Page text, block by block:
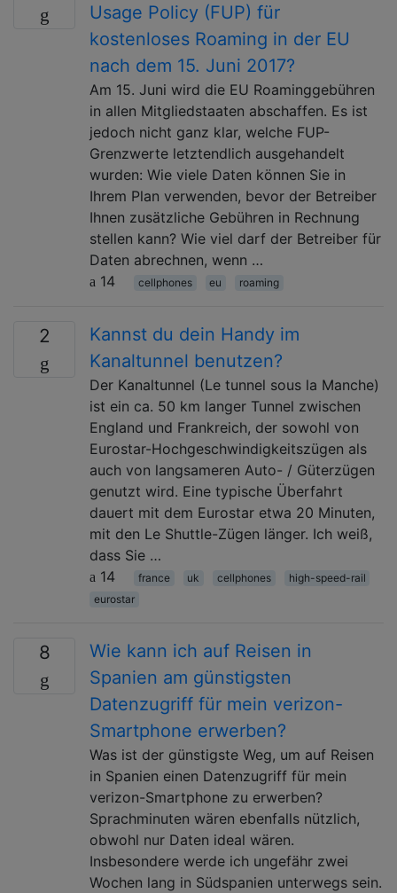
Usage Policy (FUP) für
kostenloses Roaming in der EU
nach dem 15. Juni 2017?
Am 15. Juni wird die EU Roaminggebühren
in allen Mitgliedstaaten abschaffen. Es ist
jedoch nicht ganz klar, welche FUP-
Grenzwerte letztendlich ausgehandelt
wurden: Wie viele Daten können Sie in
Ihrem Plan verwenden, bevor der Betreiber
Ihnen zusätzliche Gebühren in Rechnung
stellen kann? Wie viel darf der Betreiber für
Daten abrechnen, wenn …
14
cellphones eu roaming
2
Kannst du dein Handy im
Kanaltunnel benutzen?
Der Kanaltunnel (Le tunnel sous la Manche)
ist ein ca. 50 km langer Tunnel zwischen
England und Frankreich, der sowohl von
Eurostar-Hochgeschwindigkeitszügen als
auch von langsameren Auto- / Güterzügen
genutzt wird. Eine typische Überfahrt
dauert mit dem Eurostar etwa 20 Minuten,
mit den Le Shuttle-Zügen länger. Ich weiß,
dass Sie …
14
france uk cellphones
high-speed-rail
eurostar
8
Wie kann ich auf Reisen in
Spanien am günstigsten
Datenzugriff für mein verizon-
Smartphone erwerben?
Was ist der günstigste Weg, um auf Reisen
in Spanien einen Datenzugriff für mein
verizon-Smartphone zu erwerben?
Sprachminuten wären ebenfalls nützlich,
obwohl nur Daten ideal wären.
Insbesondere werde ich ungefähr zwei
Wochen lang in Südspanien unterwegs sein.